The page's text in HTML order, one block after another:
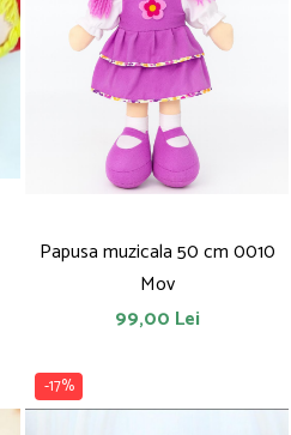
Papusa muzicala 50 cm 0010
Mov
99,00 Lei
-17%